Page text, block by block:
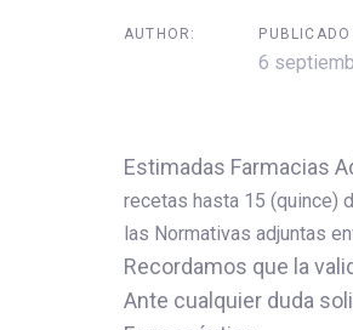
AUTHOR: PUBLICADO
6
Estimadas Farmacias
recetas hasta 15 (quince)
las Normativas adjuntas
Recordamos que la
Ante cualquier duda